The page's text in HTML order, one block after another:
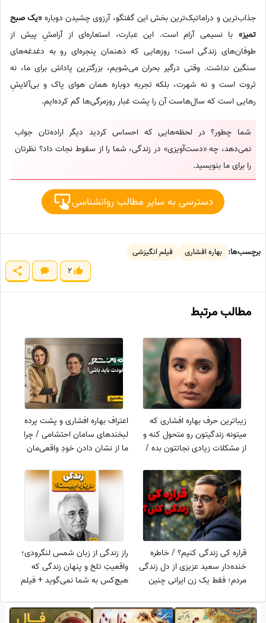
جذاب‌ترین و دراماتیک‌ترین بخش این گفتگو، آرزوی چشیدن دوباره«یک صبح
تمیز» با نسیمی آرام است. این عبارت، استعاره‌ای از آرامشِ پیش از
طوفان‌های زندگی است؛ روزهایی که ذهنمان پنجره‌ای رو به دغدغه‌های
سنگین نداشت. وقتی درگیر بحران می‌شویم، بزرگترین پاداش برای ما، نه
ثروت است و نه شهرت، بلکه تجربه دوباره همان هوای پاک و بی‌آلایشِ
رهایی است که سال‌هاست آن را پشت غبار روزمرگی‌ها گم کرده‌ایم.
شما چطور؟ در لحظه‌هایی که احساس کردید دیگر اراده‌تان جواب
نمی‌دهد، چه «دست‌آویزی» در زندگی، شما را از سقوط نجات داد؟ نظرتان
را برای ما بنویسید.
دسترسی به سایر مطالب روانشناسی
برچسب‌ها: بهاره افشاری
فیلم انگیزشی
2
مطالب مرتبط
زیباترین حرف بهاره افشاری که
میتونه زندگیتون رو متحول کنه و
از مشکلات زیادی نجاتتون بده /
میزنیم ولی...
اعتراف بهاره افشاری و پشت پرده
لبخندهای سامان احتشامی / چرا
ما از نشان دادن خودِ واقعی‌مان
را به زندگی تغییر می‌دهد
قراره کی زندگی کنیم؟ / خاطره
خنده‌دار سعید عزیزی از دل زندگی‌
مردم؛ فقط یک زن ایرانی چنین
راز زندگی از زبان شمس لنگرودی؛
واقعیتِ تلخ و پنهان زندگی که
هیچ‌کس به شما نمی‌گوید + فیلم